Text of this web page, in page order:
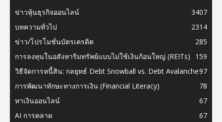
ข่าวหุ้นธุรกิจออนไลน์
3407
บทความทั่วไป
2314
ข่าว/โปรโมชั่นบัตรเครดิต
285
การลงทุนในอสังหาริมทรัพย์แบบไม่ใช้เงินก้อนใหญ่ (REITs)
159
วิธีจัดการหนี้สิน: กลยุทธ์ Debt Snowball vs. Debt Avalanche97
การพัฒนาทักษะทางการเงิน (Financial Literacy)
78
หาเงินออนไลน์
67
AI การตลาด
67